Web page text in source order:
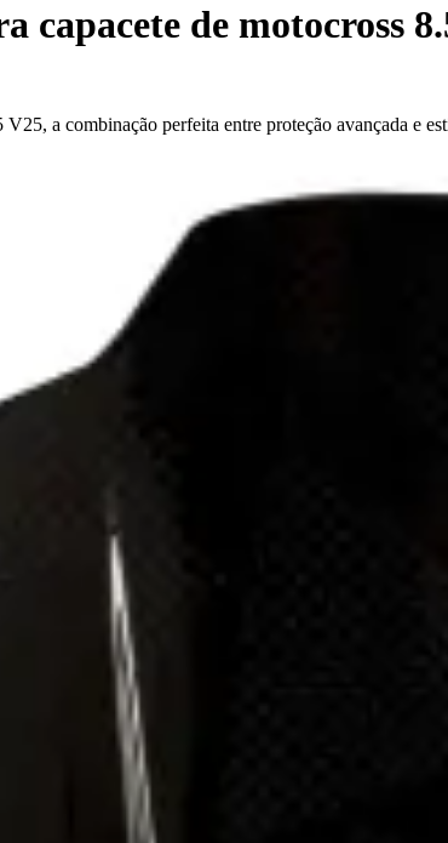
capacete de motocross
a combinação perfeita entre proteção avançada e